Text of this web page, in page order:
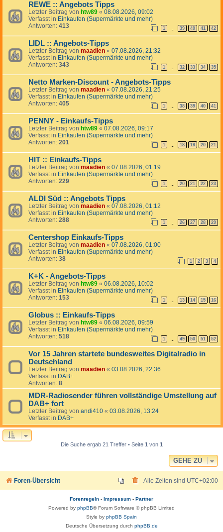
REWE :: Angebots Tipps
Letzter Beitrag von htw89 « 08.08.2026, 09:02
Verfasst in Einkaufen (Supermärkte und mehr)
Antworten: 413 1 … 39 40 41 42
LIDL :: Angebots-Tipps
Letzter Beitrag von maadien « 07.08.2026, 21:32
Verfasst in Einkaufen (Supermärkte und mehr)
Antworten: 343 1 … 32 33 34 35
Netto Marken-Discount - Angebots-Tipps
Letzter Beitrag von maadien « 07.08.2026, 21:25
Verfasst in Einkaufen (Supermärkte und mehr)
Antworten: 405 1 … 38 39 40 41
PENNY - Einkaufs-Tipps
Letzter Beitrag von htw89 « 07.08.2026, 09:17
Verfasst in Einkaufen (Supermärkte und mehr)
Antworten: 201 1 … 18 19 20 21
HIT :: Einkaufs-Tipps
Letzter Beitrag von maadien « 07.08.2026, 01:19
Verfasst in Einkaufen (Supermärkte und mehr)
Antworten: 229 1 … 20 21 22 23
ALDI Süd :: Angebots Tipps
Letzter Beitrag von maadien « 07.08.2026, 01:12
Verfasst in Einkaufen (Supermärkte und mehr)
Antworten: 288 1 … 26 27 28 29
Centershop Einkaufs-Tipps
Letzter Beitrag von maadien « 07.08.2026, 01:00
Verfasst in Einkaufen (Supermärkte und mehr)
Antworten: 38 1 2 3 4
K+K - Angebots-Tipps
Letzter Beitrag von htw89 « 06.08.2026, 10:02
Verfasst in Einkaufen (Supermärkte und mehr)
Antworten: 153 1 … 13 14 15 16
Globus :: Einkaufs-Tipps
Letzter Beitrag von htw89 « 06.08.2026, 09:59
Verfasst in Einkaufen (Supermärkte und mehr)
Antworten: 518 1 … 49 50 51 52
Vor 15 Jahren startete bundesweites Digitalradio in
Deutschland
Letzter Beitrag von maadien « 03.08.2026, 22:36
Verfasst in DAB+
Antworten: 8
MDR-Radiosender führen vollständige Umstellung auf
DAB+ fort
Letzter Beitrag von andi410 « 03.08.2026, 13:24
Verfasst in DAB+
Die Suche ergab 21 Treffer • Seite 1von 1
GEHE ZU
Foren-Übersicht Alle Zeiten sind UTC+02:00
Forenregeln - Impressum - Partner
Powered by phpBB® Forum Software © phpBB Limited
Style by phpBB Spain
Deutsche Übersetzung durch phpBB.de